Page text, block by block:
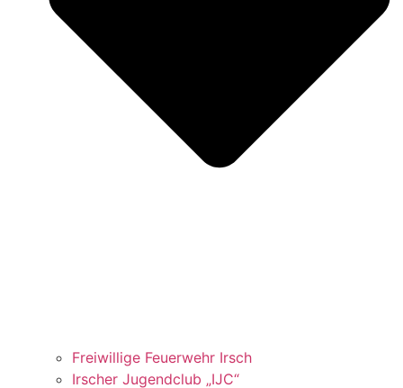
Freiwillige Feuerwehr Irsch
Irscher Jugendclub „IJC“